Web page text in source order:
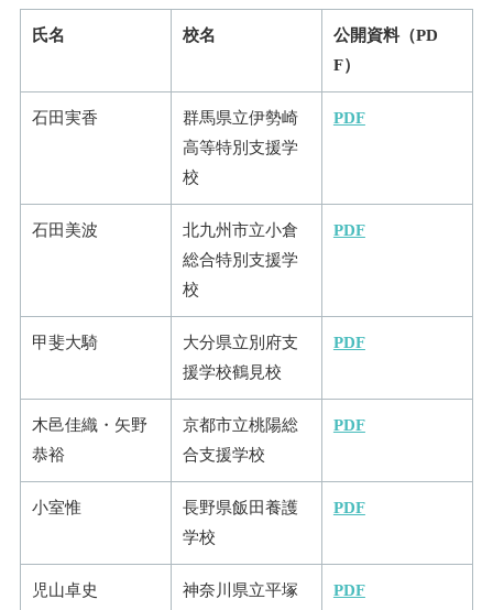
氏名 校名
公開資料（PD
F）
石田実香
群馬県立伊勢崎
高等特別支援学
校
PDF
石田美波
北九州市立小倉
総合特別支援学
校
PDF
甲斐大騎
大分県立別府支
援学校鶴見校
PDF
木邑佳織・矢野
恭裕
京都市立桃陽総
合支援学校
PDF
小室惟
長野県飯田養護
学校
PDF
児山卓史
神奈川県立平塚
PDF